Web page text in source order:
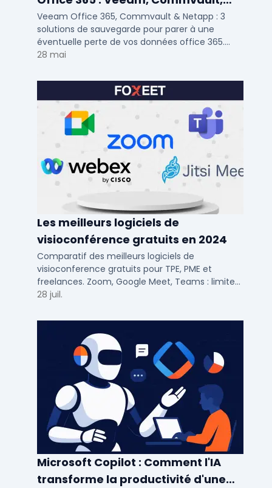
Netapp
Veeam Office 365, Commvault & Netapp : 3
solutions de sauvegarde pour parer à une
éventuelle perte de vos données office 365.
Voici notre ...
28 mai
Les meilleurs logiciels de
visioconférence gratuits en 2024
Comparatif des meilleurs logiciels de
visioconference gratuits pour TPE, PME et
freelances. Zoom, Google Meet, Teams : limites,
participants, fonctions cles pour bien choisir.
28 juil.
Microsoft Copilot : Comment l'IA
transforme la productivité d'une